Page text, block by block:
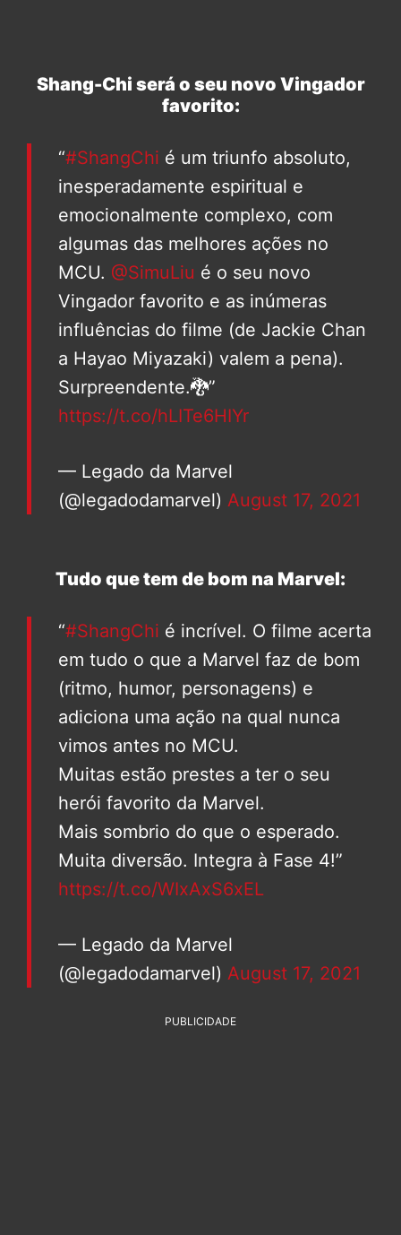
Shang-Chi será o seu novo Vingador
favorito:
“#ShangChi é um triunfo absoluto,
inesperadamente espiritual e
emocionalmente complexo, com
algumas das melhores ações no
MCU. @SimuLiu é o seu novo
Vingador favorito e as inúmeras
influências do filme (de Jackie Chan
a Hayao Miyazaki) valem a pena).
Surpreendente.🐉”
https://t.co/hLITe6HIYr
— Legado da Marvel
(@legadodamarvel) August 17, 2021
Tudo que tem de bom na Marvel:
“#ShangChi é incrível. O filme acerta
em tudo o que a Marvel faz de bom
(ritmo, humor, personagens) e
adiciona uma ação na qual nunca
vimos antes no MCU.
Muitas estão prestes a ter o seu
herói favorito da Marvel.
Mais sombrio do que o esperado.
Muita diversão. Integra à Fase 4!”
https://t.co/WIxAxS6xEL
— Legado da Marvel
(@legadodamarvel) August 17, 2021
PUBLICIDADE